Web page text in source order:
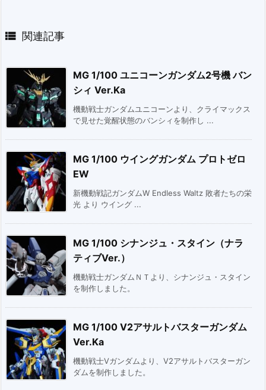
 関連記事
MG 1/100 ユニコーンガンダム2号機 バン
シィ Ver.Ka
機動戦士ガンダムユニコーンより、クライマックス
で見せた覚醒状態のバンシィを制作し ...
MG 1/100 ウイングガンダム プロトゼロ
EW
新機動戦記ガンダムW Endless Waltz 敗者たちの栄
光 より ウイング ...
MG 1/100 シナンジュ・スタイン（ナラ
ティブVer.）
機動戦士ガンダムＮＴより、シナンジュ・スタイン
を制作しました。
MG 1/100 V2アサルトバスターガンダム
Ver.Ka
機動戦士Vガンダムより、V2アサルトバスターガン
ダムを制作しました。